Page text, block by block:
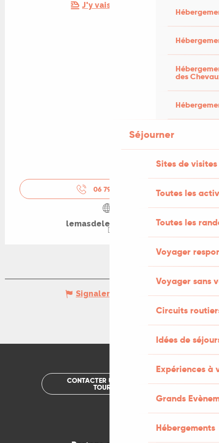
des
Séjourner
Sites de visites
Toutes les
Toutes les
Voyager
Voyager sans
Circuits
Idées de
Expériences à
Grands
Hébergements
J'y vais en train !
06 79 06 19
lemasdelessentiel.fr
Signaler une erreur
CONTACTER UN OFFICE DE
TOURISME